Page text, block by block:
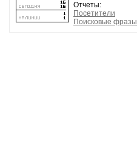
Отчеты:
Посетители
Поисковые фразы